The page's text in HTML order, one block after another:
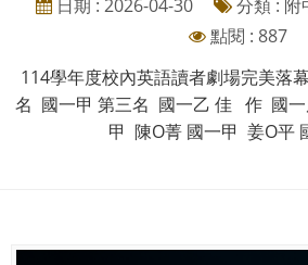
日期 : 2026-04-30
分類 : 附
點閱 : 887
114學年度校內英語讀者劇場完美落
名 國一甲 第三名 國一乙 佳 作 國一
甲 陳O菁 國一甲 姜O平